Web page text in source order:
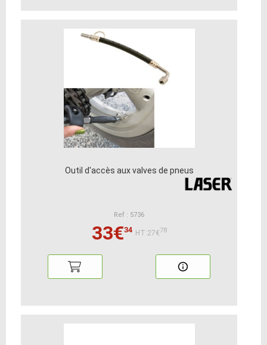
Outil d'accès aux valves de pneus
Ref : 5736
33€34 HT:27€78